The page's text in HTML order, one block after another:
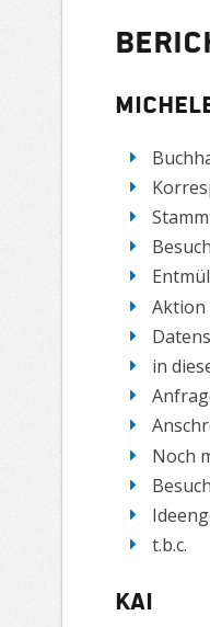
Aktion
in
Noch
t.b.c.
Kai